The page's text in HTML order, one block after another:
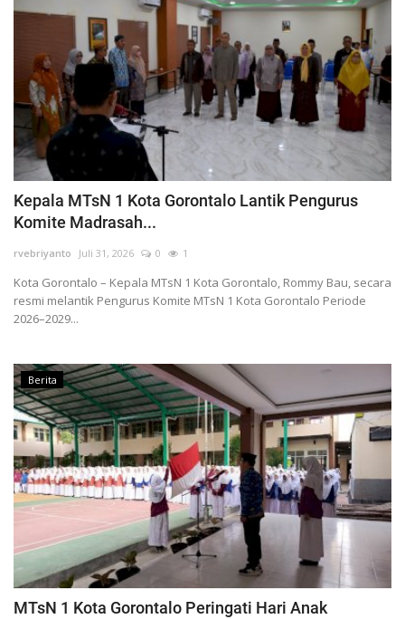
Kepala MTsN 1 Kota Gorontalo Lantik Pengurus
Komite Madrasah...
rvebriyanto Juli 31, 2026 0 1
Kota Gorontalo – Kepala MTsN 1 Kota Gorontalo, Rommy Bau, secara
resmi melantik Pengurus Komite MTsN 1 Kota Gorontalo Periode
2026–2029...
Berita
MTsN 1 Kota Gorontalo Peringati Hari Anak